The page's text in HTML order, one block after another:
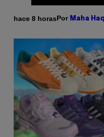
hace 8 horasPor Maha Haq